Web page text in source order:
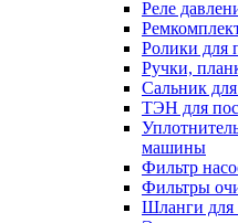
Реле
Ролики для
Ручки,
Сальник
ТЭН для
машины
Фильтр
Фильтры
Шланги